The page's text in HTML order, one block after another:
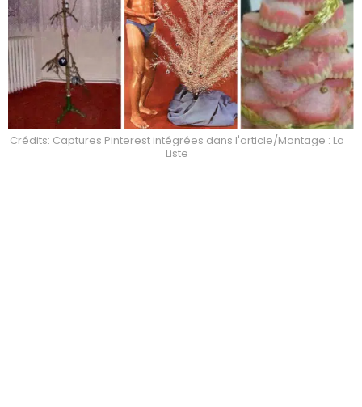
Crédits: Captures Pinterest intégrées dans l'article/Montage : La
Liste